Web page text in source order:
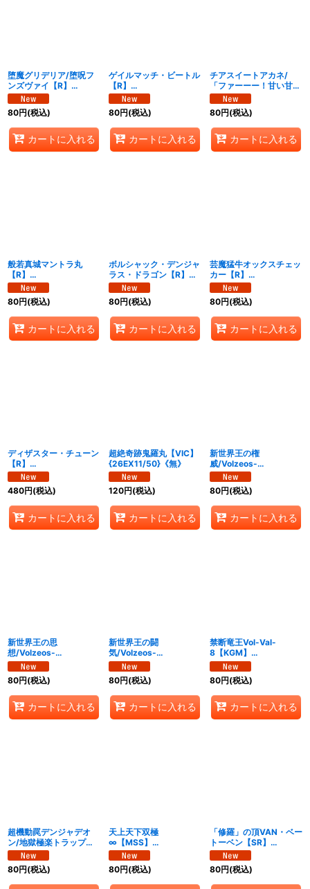
堕魔グリデリア/堕呪フ
ンズヴァイ【R】
{26EX1N19/N25}
《多》
80円(税込)
カートに入れる
ゲイルマッチ・ビートル
【R】
{26EX1N20/N25}《自
然》
80円(税込)
カートに入れる
チアスイートアカネ/
「ファーーー！甘い甘
い!!」【R】
{26EX1N21/N25}《自
然》
80円(税込)
カートに入れる
般若真城マントラ丸
【R】
{26EX1N22/N25}
《多》
80円(税込)
カートに入れる
ボルシャック・デンジャ
ラス・ドラゴン【R】
{26EX1N23/N25}
《多》
80円(税込)
カートに入れる
芸魔猛牛オックスチェッ
カー【R】
{26EX1N24/N25}
《多》
80円(税込)
カートに入れる
ディザスター・チューン
【R】
{26EX1N25/N25}
《多》
480円(税込)
カートに入れる
超絶奇跡鬼羅丸【VIC】
{26EX11/50}《無》
120円(税込)
カートに入れる
新世界王の権
威/Volzeos-
Balamord【KGM】
{26EX13/50}《多》
80円(税込)
カートに入れる
新世界王の思
想/Volzeos-
Balamord【KGM】
{26EX14/50}《多》
80円(税込)
カートに入れる
新世界王の闘
気/Volzeos-
Balamord【KGM】
{26EX15/50}《多》
80円(税込)
カートに入れる
禁断竜王Vol-Val-
8【KGM】
{26EX16/50}《多》
80円(税込)
カートに入れる
超機動罠デンジャデオ
ン/地獄極楽トラップ黙
示録【MAS】
{26EX17/50}《自然》
80円(税込)
天上天下双極
∞【MSS】
{26EX18/50}《自然》
80円(税込)
「修羅」の頂VAN・ベー
トーベン【SR】
{26EX19/50}《無》
80円(税込)